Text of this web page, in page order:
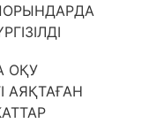
ОҚУ
АЯҚТАҒАН